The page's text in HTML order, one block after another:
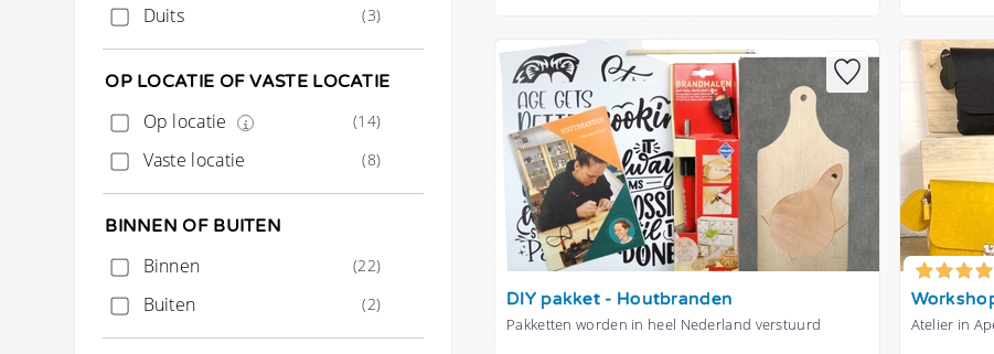
Duits (3)
OP LOCATIE OF VASTE LOCATIE
Op locatie (14)
Vaste locatie (8)
BINNEN OF BUITEN
Binnen (22)
Buiten (2)
Tonen
DIY pakket - Houtbranden
Pakketten worden in heel Nederland verstuurd
Tonen
Atelier in